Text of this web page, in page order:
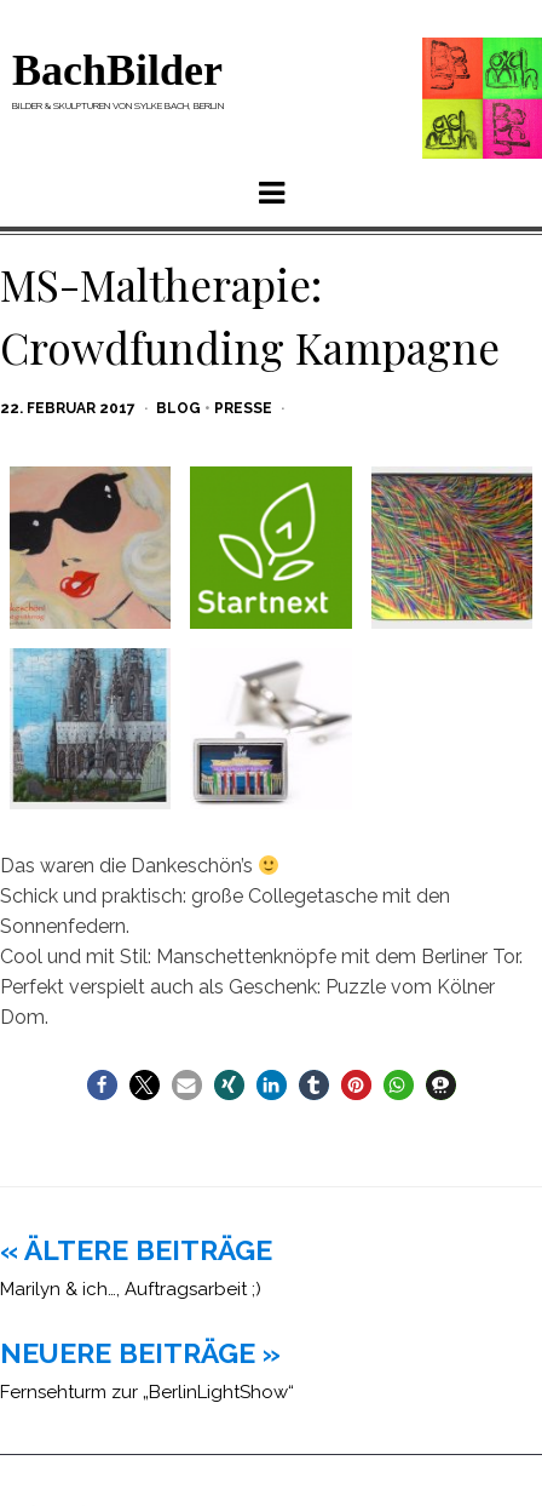
BachBilder
BILDER & SKULPTUREN VON SYLKE BACH, BERLIN
Menu
MS-Maltherapie:
Crowdfunding Kampagne
POSTED
22. FEBRUAR 2017 BLOG • PRESSE
Das waren die Dankeschön’s
Schick und praktisch: große Collegetasche mit den
Sonnenfedern.
Cool und mit Stil: Manschettenknöpfe mit dem Berliner Tor.
Perfekt verspielt auch als Geschenk: Puzzle vom Kölner
Dom.
Beitragsnavigation
« ÄLTERE BEITRÄGE
Marilyn & ich…, Auftragsarbeit ;)
NEUERE BEITRÄGE »
Fernsehturm zur „BerlinLightShow“